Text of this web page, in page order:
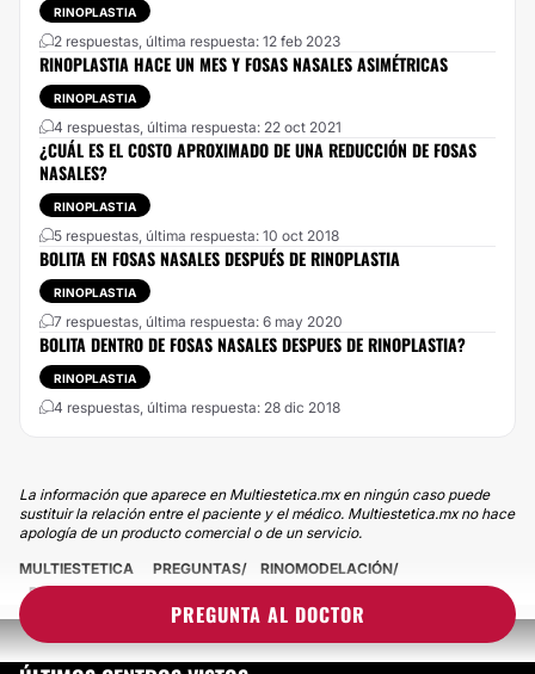
RINOPLASTIA
2 respuestas, última respuesta: 12 feb 2023
RINOPLASTIA HACE UN MES Y FOSAS NASALES ASIMÉTRICAS
RINOPLASTIA
4 respuestas, última respuesta: 22 oct 2021
¿CUÁL ES EL COSTO APROXIMADO DE UNA REDUCCIÓN DE FOSAS
NASALES?
RINOPLASTIA
5 respuestas, última respuesta: 10 oct 2018
BOLITA EN FOSAS NASALES DESPUÉS DE RINOPLASTIA
RINOPLASTIA
7 respuestas, última respuesta: 6 may 2020
BOLITA DENTRO DE FOSAS NASALES DESPUES DE RINOPLASTIA?
RINOPLASTIA
4 respuestas, última respuesta: 28 dic 2018
La información que aparece en Multiestetica.mx en ningún caso puede
sustituir la relación entre el paciente y el médico. Multiestetica.mx no hace
apología de un producto comercial o de un servicio.
PREGUNTA AL DOCTOR
MULTIESTETICA PREGUNTAS
RINOMODELACIÓN
RINOMODELACION, FOSAS NASALES SECAS